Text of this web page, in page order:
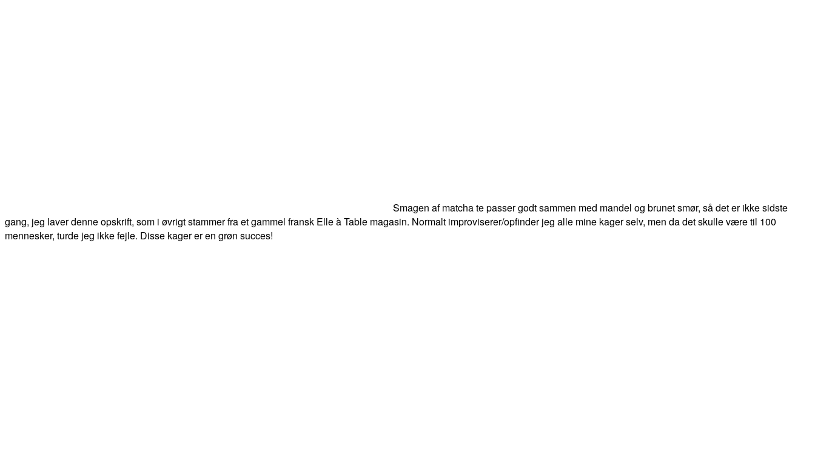
Smagen af matcha te passer godt sammen med mandel og brunet smør, så det er ikke sidste
gang, jeg laver denne opskrift, som i øvrigt stammer fra et gammel fransk Elle à Table magasin. Normalt improviserer/opfinder jeg alle mine kager selv, men da det skulle være til 100
mennesker, turde jeg ikke fejle. Disse kager er en grøn succes!